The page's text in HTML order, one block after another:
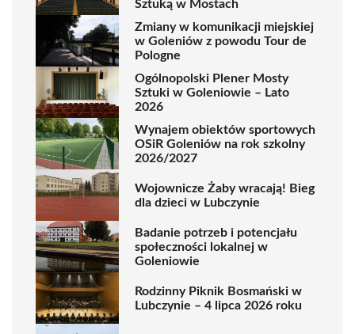
Sztuką w Mostach
Zmiany w komunikacji miejskiej
w Goleniów z powodu Tour de
Pologne
Ogólnopolski Plener Mosty
Sztuki w Goleniowie – Lato
2026
Wynajem obiektów sportowych
OSiR Goleniów na rok szkolny
2026/2027
Wojownicze Żaby wracają! Bieg
dla dzieci w Lubczynie
Badanie potrzeb i potencjału
społeczności lokalnej w
Goleniowie
Rodzinny Piknik Bosmański w
Lubczynie – 4 lipca 2026 roku